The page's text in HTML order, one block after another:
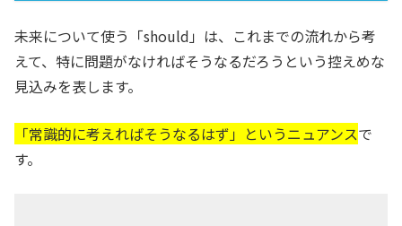
未来について使う「should」は、これまでの流れから考
えて、特に問題がなければそうなるだろうという控えめな
見込みを表します。
「常識的に考えればそうなるはず」というニュアンスで
す。